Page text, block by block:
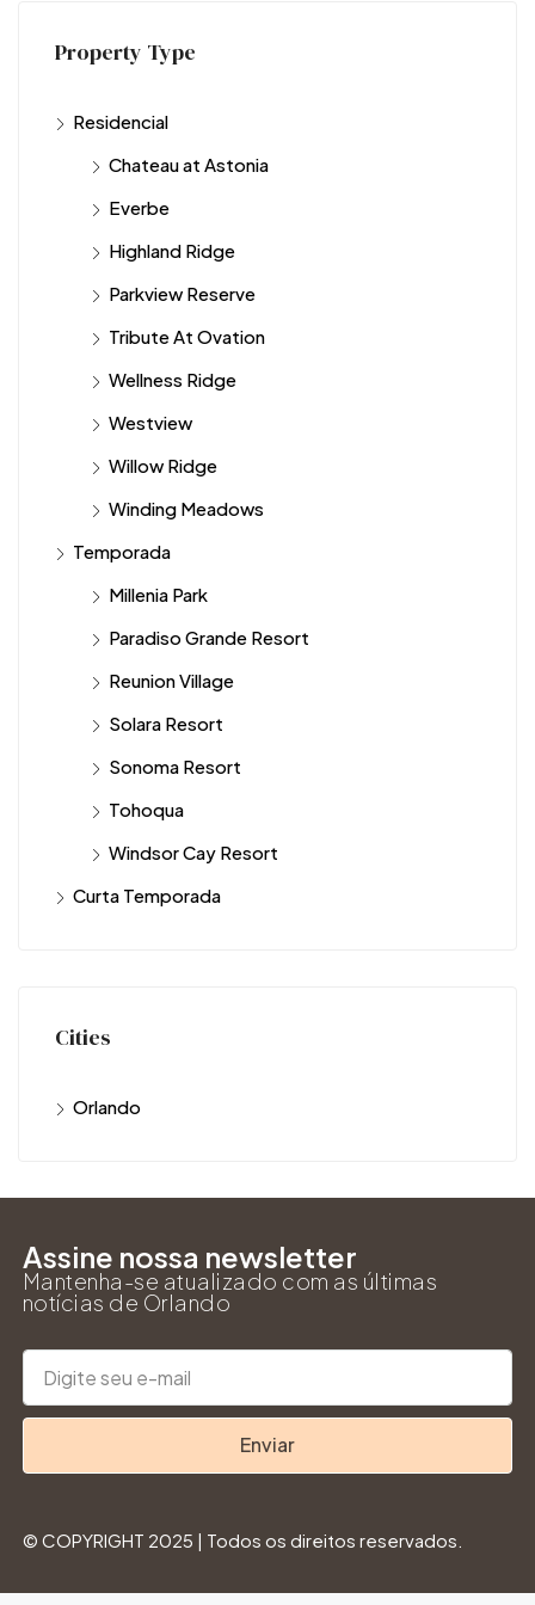
Property Type
Residencial
Chateau at Astonia
Everbe
Highland Ridge
Parkview Reserve
Tribute At Ovation
Wellness Ridge
Westview
Willow Ridge
Winding Meadows
Temporada
Millenia Park
Paradiso Grande Resort
Reunion Village
Solara Resort
Sonoma Resort
Tohoqua
Windsor Cay Resort
Curta Temporada
Cities
Orlando
Assine nossa newsletter
Mantenha-se atualizado com as últimas
notícias de Orlando
Enviar
© COPYRIGHT 2025 | Todos os direitos reservados.